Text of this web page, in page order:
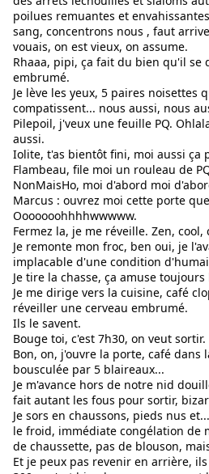
poilues remuantes et
sang, concentrons nous , faut
vouais, on est vieux, on assume.
Rhaaa, pipi, ça fait du bien qu'il se
embrumé.
Je lève les yeux, 5 paires noisettes
compatissent... nous aussi, nous
Pilepoil, j'veux une feuille PQ.
aussi.
Iolite, t'as bientôt fini, moi aussi ça
Flambeau, file moi un rouleau de
NonMaisHo, moi d'abord moi
Marcus : ouvrez moi cette porte
Ooooooohhhhwwwww.
Fermez la, je me réveille. Zen, cool,
Je remonte mon froc, ben oui, je
implacable d'une condition
Je tire la chasse, ça amuse
Je me dirige vers la cuisine, café
réveiller une cerveau embrumé.
Ils le savent.
Bouge toi, c'est 7h30, on veut sortir.
Bon, on, j'ouvre la porte, café dans
bousculée par 5 blaireaux...
Je m'avance hors de notre nid
fait autant les fous pour sortir,
Je sors en chaussons, pieds nus
le froid, immédiate congélation de
de chaussette, pas de blouson,
Et je peux pas revenir en arrière,